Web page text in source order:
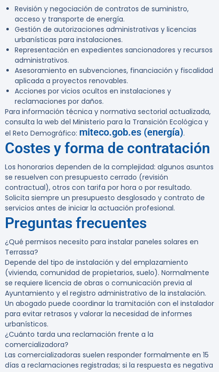
Revisión y negociación de contratos de suministro,
acceso y transporte de energía.
Gestión de autorizaciones administrativas y licencias
urbanísticas para instalaciones.
Representación en expedientes sancionadores y recursos
administrativos.
Asesoramiento en subvenciones, financiación y fiscalidad
aplicada a proyectos renovables.
Acciones por vicios ocultos en instalaciones y
reclamaciones por daños.
Para información técnica y normativa sectorial actualizada,
consulta la web del Ministerio para la Transición Ecológica y
el Reto Demográfico: miteco.gob.es (energía).
Costes y forma de contratación
Los honorarios dependen de la complejidad: algunos asuntos
se resuelven con presupuesto cerrado (revisión
contractual), otros con tarifa por hora o por resultado.
Solicita siempre un presupuesto desglosado y contrato de
servicios antes de iniciar la actuación profesional.
Preguntas frecuentes
¿Qué permisos necesito para instalar paneles solares en
Terrassa?
Depende del tipo de instalación y del emplazamiento
(vivienda, comunidad de propietarios, suelo). Normalmente
se requiere licencia de obras o comunicación previa al
Ayuntamiento y el registro administrativo de la instalación.
Un abogado puede coordinar la tramitación con el instalador
para evitar retrasos y valorar la necesidad de informes
urbanísticos.
¿Cuánto tarda una reclamación frente a la
comercializadora?
Las comercializadoras suelen responder formalmente en 15
días a reclamaciones registradas; si la respuesta es negativa